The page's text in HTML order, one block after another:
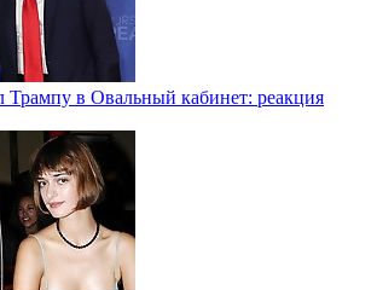
Трампу в Овальный кабинет: реакция